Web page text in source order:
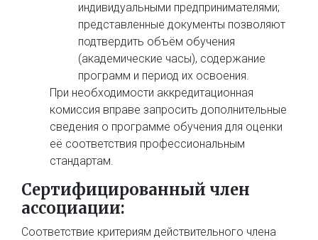
индивидуальными предпринимателями;
представленные документы позволяют
подтвердить объём обучения
(академические часы), содержание
программ и период их освоения.
При необходимости аккредитационная
комиссия вправе запросить дополнительные
сведения о программе обучения для оценки
её соответствия профессиональным
стандартам.
Сертифицированный член
ассоциации:
Соответствие критериям действительного члена